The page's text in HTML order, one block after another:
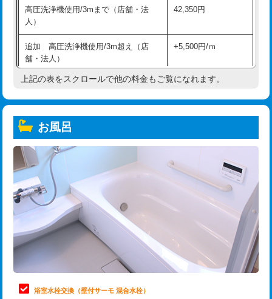
高圧洗浄機使用/3mまで（店舗・法
人）
42,350円
追加 高圧洗浄機使用/3m超え（店
舗・法人）
+5,500円/ｍ
高度高圧洗浄換 現地調査
トーラー機使用/3mまで
追加トーラー機使用/3m超え
カメラ調査 33,000円
桝清掃 8,800円
止水・漏水調査・防水処理・清掃・修
理・調整・分解・加工など（軽作業）
止水・漏水調査・防水処理・清掃・修
理・調整・分解・加工など（中作業）
22,000円
上記の表をスクロールで他の料金もご覧になれます。
お風呂
浴室水栓交換（壁付サーモ 混合水栓）